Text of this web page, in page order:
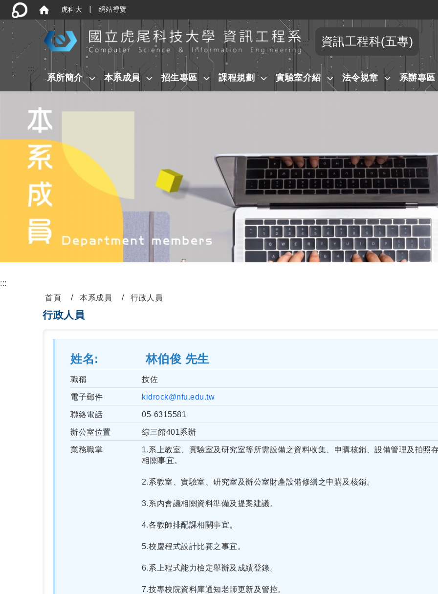
虎科大 | 網站導覽
跳到主要內容
::: 資訊工程科(五專)
:::
系所簡介 本系成員 招生專區 課程規劃 實驗室介紹 法令規章 系辦專區
:::
首頁
本系成員 行政人員
行政人員
姓名 林伯俊 先生
職稱 技佐
電子郵件 kidrock@nfu.edu.tw
聯絡電話 05-6315581
辦公室位置 綜三館401系辦
業務職掌
1.系上教室、實驗室及研究室等所需設備之資料收集、申購核銷、設備管理及拍照
相關事宜。
2.系教室、實驗室、研究室及辦公室財產設備修繕之申購及核銷。
3.系內會議相關資料準備及提案建議。
4.各教師排配課相關事宜。
5.校慶程式設計比賽之事宜。
6.系上程式能力檢定舉辦及成績登錄。
7.技專校院資料庫通知老師更新及管控。